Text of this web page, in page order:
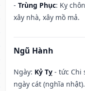
- Trùng Phục: Kỵ
xây nhà, xây mồ mả.
Ngũ Hành
Ngày: Kỷ Tỵ - tức Chi
ngày cát (nghĩa nhật).